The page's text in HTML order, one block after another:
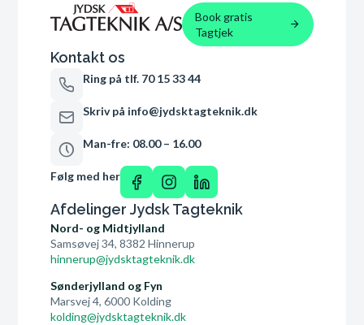
Book gratis
Tagtjek
Kontakt os
Ring på tlf. 70 15 33 44
Skriv på info@jydsktagteknik.dk
Man-fre: 08.00 – 16.00
Følg med her
Afdelinger Jydsk Tagteknik
Nord- og Midtjylland
Samsøvej 34, 8382 Hinnerup
hinnerup@jydsktagteknik.dk
Sønderjylland og Fyn
Marsvej 4, 6000 Kolding
kolding@jydsktagteknik.dk